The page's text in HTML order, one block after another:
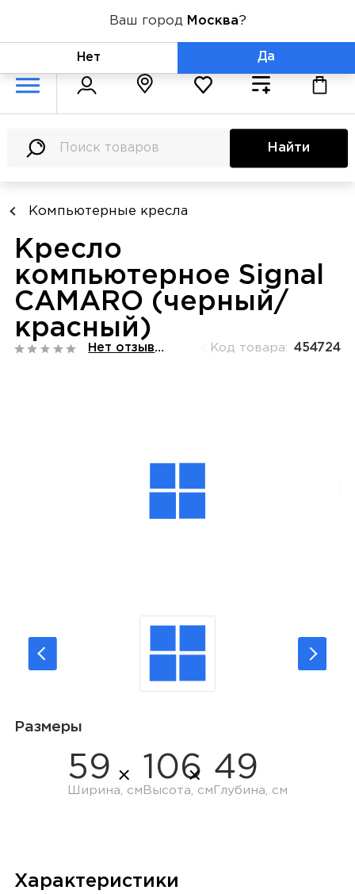
+7 (800) 775-71-06
Найти
Компьютерные кресла
Кресло
компьютерное Signal
CAMARO (черный/
красный)
Код товара: 454724
Нет отзывов
Размеры
59
Ширина, см
106
Высота, см
49
Глубина, см
Характеристики
Ваш город Москва?
Нет Да